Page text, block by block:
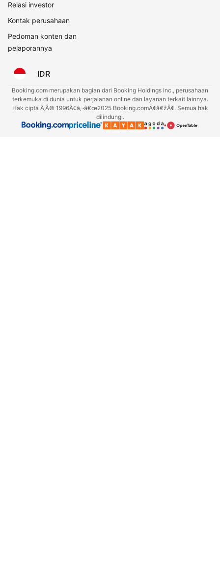
Relasi investor
Kontak perusahaan
Pedoman konten dan
pelaporannya
IDR
Booking.com merupakan bagian dari Booking Holdings Inc., perusahaan
terkemuka di dunia untuk perjalanan online dan layanan terkait lainnya.
Hak cipta Ã‚Â© 1996Ã¢â‚¬â€œ2025 Booking.comÃ¢â€žÂ¢. Semua hak
dilindungi.